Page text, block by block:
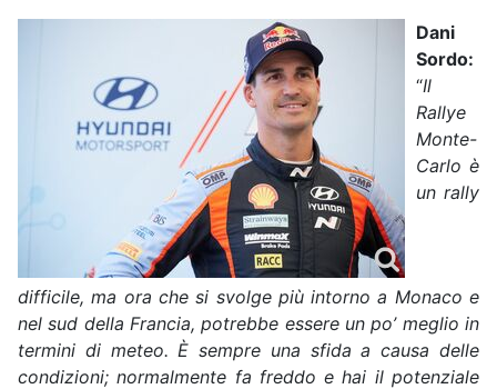
Dani
Sordo:
“Il
Rallye
Monte-
Carlo è
un rally
difficile, ma ora che si svolge più intorno a Monaco e
nel sud della Francia, potrebbe essere un po’ meglio in
termini di meteo. È sempre una sfida a causa delle
condizioni; normalmente fa freddo e hai il potenziale